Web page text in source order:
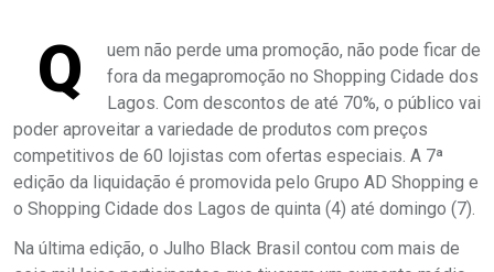
Q
uem não perde uma promoção, não pode ficar de
fora da megapromoção no Shopping Cidade dos
Lagos. Com descontos de até 70%, o público vai
poder aproveitar a variedade de produtos com preços
competitivos de 60 lojistas com ofertas especiais. A 7ª
edição da liquidação é promovida pelo Grupo AD Shopping e
o Shopping Cidade dos Lagos de quinta (4) até domingo (7).
Na última edição, o Julho Black Brasil contou com mais de